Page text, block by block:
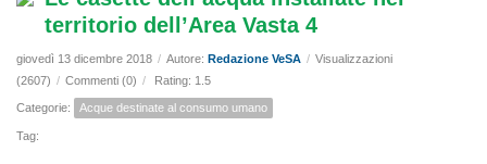
territorio dell’Area Vasta 4
giovedì 13 dicembre 2018 / Autore: Redazione VeSA / Visualizzazioni
(2607) / Commenti (0) / Rating: 1.5
Categorie: Acque destinate al consumo umano
Tag: